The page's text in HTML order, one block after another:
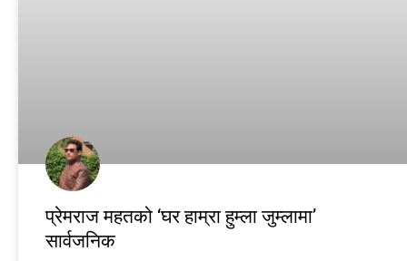
प्रेमराज महतको ‘घर हाम्रा हुम्ला जुम्लामा’
सार्वजनिक